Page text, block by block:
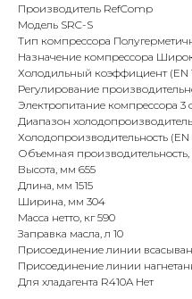
Производитель RefComp
Модель SRC-S
Тип компрессора
Назначение компрессора
Холодильный коэффициент (EN
Регулирование
Электропитание компрессора 3
Диапазон
Холодопроизводительность (EN
Объемная производительность,
Высота, мм 655
Длина, мм 1515
Ширина, мм 304
Масса нетто, кг 590
Заправка масла, л 10
Присоединение линии
Присоединение линии
Для хладагента R410A Нет